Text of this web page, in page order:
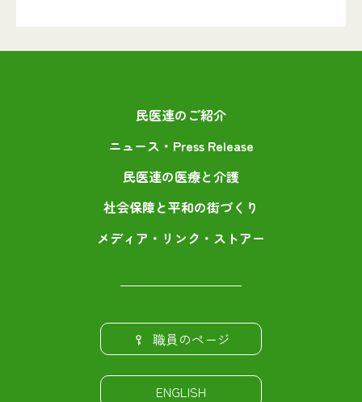
民医連のご紹介
ニュース・Press Release
民医連の医療と介護
社会保障と平和の街づくり
メディア・リンク・ストアー
職員のページ
ENGLISH